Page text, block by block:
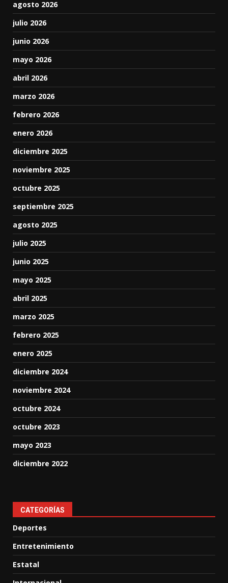
agosto 2026
julio 2026
junio 2026
mayo 2026
abril 2026
marzo 2026
febrero 2026
enero 2026
diciembre 2025
noviembre 2025
octubre 2025
septiembre 2025
agosto 2025
julio 2025
junio 2025
mayo 2025
abril 2025
marzo 2025
febrero 2025
enero 2025
diciembre 2024
noviembre 2024
octubre 2024
octubre 2023
mayo 2023
diciembre 2022
CATEGORÍAS
Deportes
Entretenimiento
Estatal